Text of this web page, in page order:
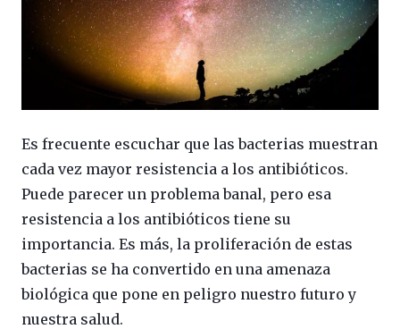
Es frecuente escuchar que las bacterias muestran
cada vez mayor resistencia a los antibióticos.
Puede parecer un problema banal, pero esa
resistencia a los antibióticos tiene su
importancia. Es más, la proliferación de estas
bacterias se ha convertido en una amenaza
biológica que pone en peligro nuestro futuro y
nuestra salud.